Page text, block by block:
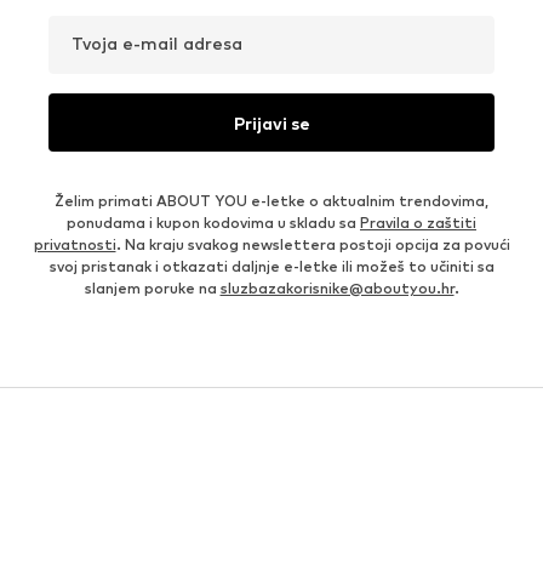
Tvoja e-mail adresa
Prijavi se
Želim primati ABOUT YOU e-letke o aktualnim trendovima,
ponudama i kupon kodovima u skladu sa Pravila o zaštiti
privatnosti. Na kraju svakog newslettera postoji opcija za povući
svoj pristanak i otkazati daljnje e-letke ili možeš to učiniti sa
slanjem poruke na sluzbazakorisnike@aboutyou.hr.